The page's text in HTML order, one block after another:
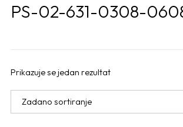
PS-02-631-0308-
Prikazuje se jedan rezultat